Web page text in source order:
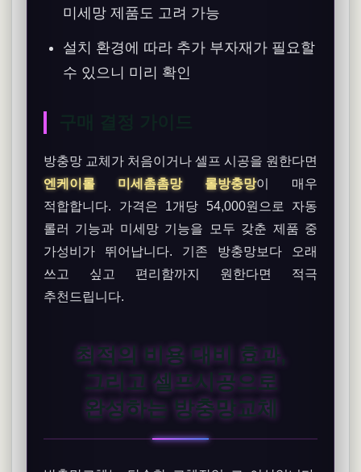
미세망 제품도 고려 가능
설치 환경에 따라 추가 부자재가 필요할
수 있으니 미리 확인
방충망 교체가 처음이거나 셀프 시공을 원한다면
엔케이롤 미세촘촘망 롤방충망이 매우
적합합니다. 가격은 1개당 54,000원으로 자동
롤러 기능과 미세망 기능을 모두 갖춘 제품 중
가성비가 뛰어납니다. 기존 방충망보다 오래
쓰고 싶고 편리함까지 원한다면 적극
추천드립니다.
최적의 비용 대비 효과,
그리고 셀프시공으로
완성하는 방충망교체